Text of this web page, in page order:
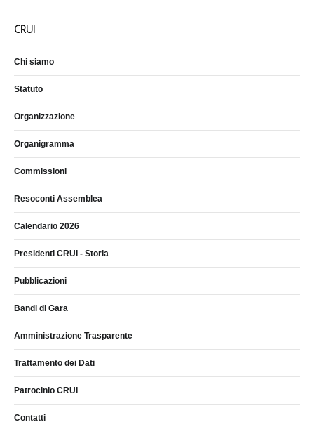
CRUI
Chi siamo
Statuto
Organizzazione
Organigramma
Commissioni
Resoconti Assemblea
Calendario 2026
Presidenti CRUI - Storia
Pubblicazioni
Bandi di Gara
Amministrazione Trasparente
Trattamento dei Dati
Patrocinio CRUI
Contatti